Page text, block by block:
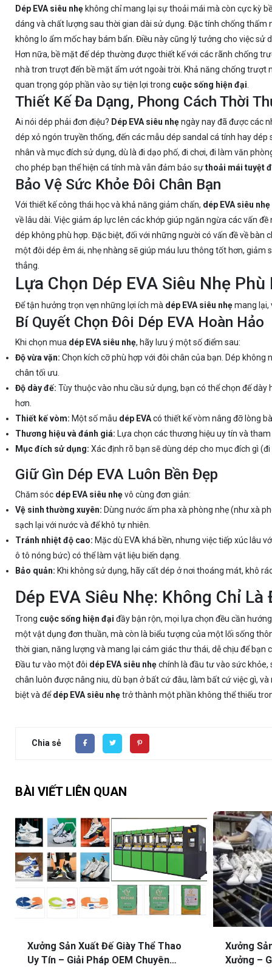
Dép EVA siêu nhẹ không chỉ mang lại sự thoải mái mà còn cực kỳ
dáng và chất lượng sau thời gian dài sử dụng. Đặc tính chống thấm
không lo ẩm mốc hay bám bẩn. Điều này cũng lý tưởng cho việc
Hơn nữa, bề mặt đế dép thường được thiết kế với các rãnh chống
nhà trơn trượt đến bề mặt ẩm ướt ngoài trời. Khả năng chống trượt
quan trọng góp phần vào sự tiện lợi trong cuộc sống hiện đại
Thiết Kế Đa Dạng, Phong Cách Thời
Ai nói dép phải đơn điệu? Dép EVA siêu nhẹngày nay đã được các
dép xỏ ngón truyền thống, đến các mẫu dép sandal cá tính hay
nhân và mục đích sử dụng, dù là đi dạo phố, đi chơi, đi làm văn
cho phép bạn thể hiện cá tính mà vẫn đảm bảo sựthoải mái tuyệt
Bảo Vệ Sức Khỏe Đôi Chân Bạn
Với thiết kế công thái học và khả năng giảm chấn, dép EVA siêu nhẹ
về lâu dài. Việc giảm áp lực lên các khớp giúp ngăn ngừa các vấn
dép không phù hợp. Đặc biệt, đối với những người có vấn đề về bàn
một đôi dép êm ái, nhẹ nhàng sẽ giúp máu lưu thông tốt hơn,
thẳng.
Lựa Chọn Dép EVA Siêu Nhẹ
Để tận hưởng trọn vẹn những lợi ích mà dép EVA siêu nhẹmang lại,
Bí Quyết Chọn Đôi Dép EVA Hoàn Hảo
Khi chọn mua dép EVA siêu nhẹ, hãy lưu ý một số điểm sau:
Độ vừa vặn: Chọn kích cỡ phù hợp với đôi chân của bạn. Dép
chân tối ưu.
Độ dày đế: Tùy thuộc vào nhu cầu sử dụng, bạn có thể chọn đế
hơn.
Thiết kế vòm: Một số mẫu dép EVAcó thiết kế vòm nâng đỡ lòng
Thương hiệu và đánh giá: Lựa chọn các thương hiệu uy tín và
Mục đích sử dụng: Xác định rõ bạn sẽ dùng dép cho mục đích gì
Giữ Gìn Dép EVA Luôn Bền Đẹp
Chăm sóc dép EVA siêu nhẹvô cùng đơn giản:
Vệ sinh thường xuyên: Dùng nước ấm pha xà phòng nhẹ (như xà
sạch lại với nước và để khô tự nhiên.
Tránh nhiệt độ cao: Mặc dù EVA khá bền, nhưng việc tiếp xúc lâu
ô tô nóng bức) có thể làm vật liệu biến dạng.
Bảo quản: Khi không sử dụng, hãy cất dép ở nơi thoáng mát, khô
Dép EVA Siêu Nhẹ: Không Chỉ
Trong cuộc sống hiện đại đầy bận rộn, mọi lựa chọn đều cần
một vật dụng đơn thuần, mà còn là biểu tượng của một lối sống
thời gian, năng lượng và mang lại cảm giác thư thái, dễ chịu để
Đầu tư vào một đôi dép EVA siêu nhẹchính là đầu tư vào sức
chân luôn được nâng niu, dù bạn ở bất cứ đâu, làm bất cứ việc gì,
biệt và đểdép EVA siêu nhẹtrở thành một phần không thể thiếu
Chia sẻ
BÀI VIẾT LIÊN QUAN
Xưởng Sản Xuất Đế Giày Thể Thao
Uy Tín – Giải Pháp OEM Chuyên
Xưởng
Xưởng –